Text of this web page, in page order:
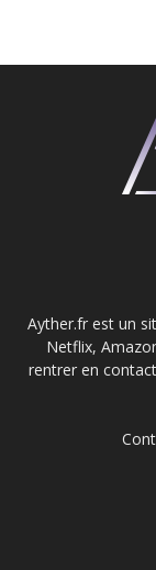
Ayther.fr est un
Netflix,
rentrer en